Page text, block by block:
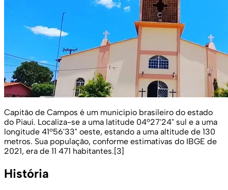
Capitão de Campos é um município brasileiro do estado
do Piauí. Localiza-se a uma latitude 04º27'24" sul e a uma
longitude 41º56'33" oeste, estando a uma altitude de 130
metros. Sua população, conforme estimativas do IBGE de
2021, era de 11 471 habitantes.[3]
História